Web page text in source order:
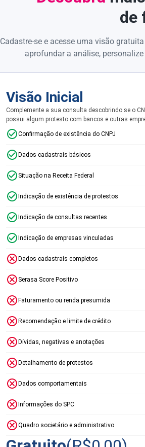
de
Cadastre-se e acesse uma visão
aprofundar a análise,
Visão Inicial
Complemente a sua consulta descobrindo se o
possui algum protesto com bancos e outras
Confirmação de existência do CNPJ
Dados cadastrais básicos
Situação na Receita Federal
Indicação de existência de protestos
Indicação de consultas recentes
Indicação de empresas vinculadas
Dados cadastrais completos
Serasa Score Positivo
Faturamento ou renda presumida
Recomendação e limite de crédito
Dívidas, negativas e anotações
Detalhamento de protestos
Dados comportamentais
Informações do SPC
Quadro societário e administrativo